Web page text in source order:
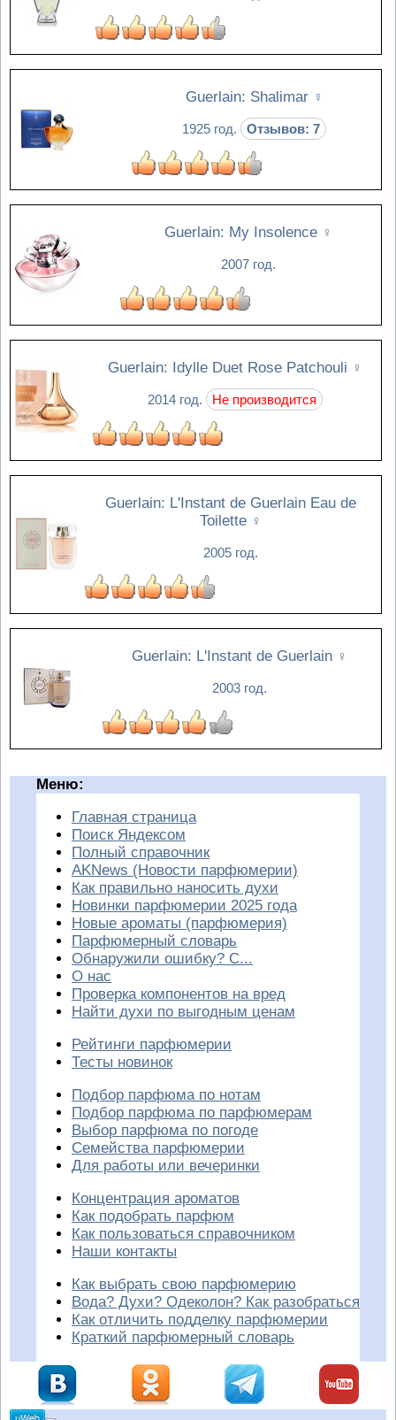
Guerlain: Shalimar ♀
1925 год. Отзывов: 7
Guerlain: My Insolence ♀
2007 год.
Guerlain: Idylle Duet Rose Patchouli ♀
2014 год. Не производится
Guerlain: L'Instant de Guerlain Eau de
Toilette ♀
2005 год.
Guerlain: L'Instant de Guerlain ♀
2003 год.
Меню:
Главная страница
Поиск Яндексом
Полный справочник
AKNews (Новости парфюмерии)
Как правильно наносить духи
Новинки парфюмерии 2025 года
Новые ароматы (парфюмерия)
Парфюмерный словарь
Обнаружили ошибку? С...
О нас
Проверка компонентов на вред
Найти духи по выгодным ценам
Рейтинги парфюмерии
Тесты новинок
Подбор парфюма по нотам
Подбор парфюма по парфюмерам
Выбор парфюма по погоде
Семейства парфюмерии
Для работы или вечеринки
Концентрация ароматов
Как подобрать парфюм
Как пользоваться справочником
Наши контакты
Как выбрать свою парфюмерию
Вода? Духи? Одеколон? Как разобраться
Как отличить подделку парфюмерии
Краткий парфюмерный словарь